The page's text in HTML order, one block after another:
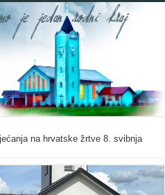
na hrvatske žrtve 8. svibnja